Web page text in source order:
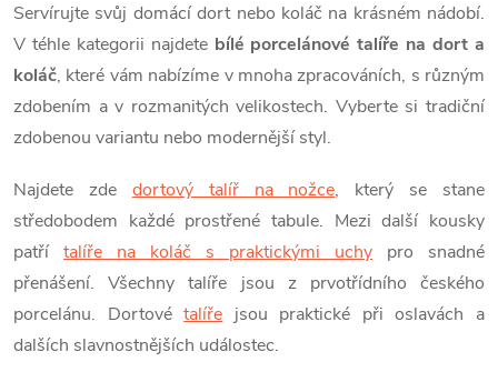
Servírujte svůj domácí dort nebo koláč na krásném nádobí.
V téhle kategorii najdete bílé porcelánové talíře na dort a
koláč, které vám nabízíme v mnoha zpracováních, s různým
zdobením a v rozmanitých velikostech. Vyberte si tradiční
zdobenou variantu nebo modernější styl.
Najdete zde dortový talíř na nožce, který se stane
středobodem každé prostřené tabule. Mezi další kousky
patří talíře na koláč s praktickými uchy pro snadné
přenášení. Všechny talíře jsou z prvotřídního českého
porcelánu. Dortovétalíře jsou praktické při oslavách a
dalších slavnostnějších událostec.